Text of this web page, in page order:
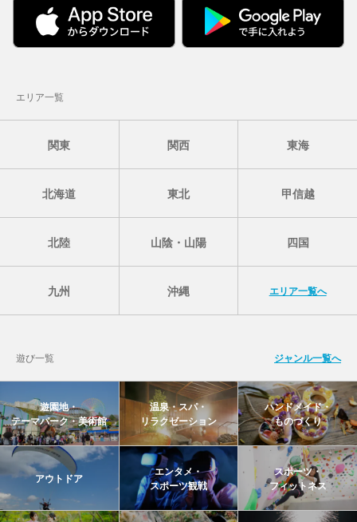
エリア一覧
関東 関西 東海
北海道 東北 甲信越
北陸 山陰・山陽 四国
九州 沖縄 エリア一覧へ
遊び一覧 ジャンル一覧へ
遊園地・
テーマパーク・美術館
温泉・スパ・
リラクゼーション
ハンドメイド・
ものづくり
アウトドア
エンタメ・
スポーツ観戦
スポーツ・
フィットネス